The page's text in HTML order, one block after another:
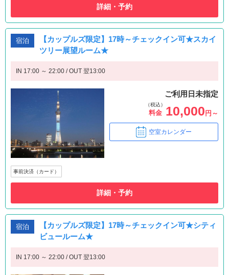
詳細・予約
宿泊
【カップルズ限定】17時～チェックイン可★スカイ
ツリー展望ルーム★
IN 17:00 ～ 22:00 / OUT 翌13:00
ご利用日未指定
（税込）
料金 10,000 円～
空室カレンダー
事前決済（カード）
詳細・予約
宿泊
【カップルズ限定】17時～チェックイン可★シティ
ビュールーム★
IN 17:00 ～ 22:00 / OUT 翌13:00